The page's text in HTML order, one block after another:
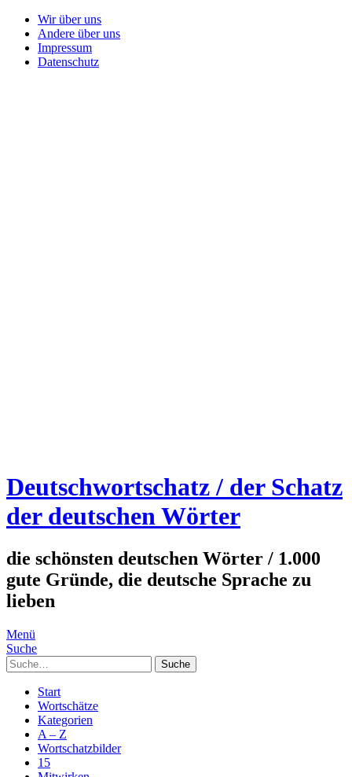
Wir über uns
Andere über uns
Impressum
Datenschutz
Deutschwortschatz / der Schatz
der deutschen Wörter
die schönsten deutschen Wörter / 1.000
gute Gründe, die deutsche Sprache zu
lieben
Menü
Suche
Suche
Start
Wortschätze
Kategorien
A – Z
Wortschatzbilder
15